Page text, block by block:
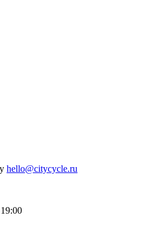
hello@citycycle.ru